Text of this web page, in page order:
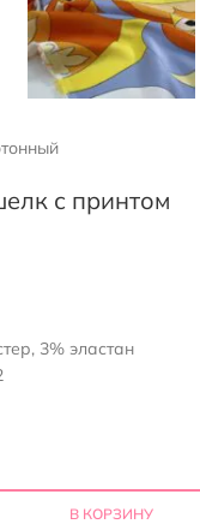
с принтом
3% эластан
В КОРЗИНУ